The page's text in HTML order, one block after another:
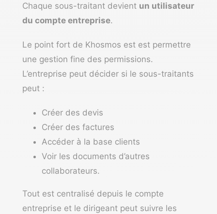
Chaque sous-traitant devient un utilisateur
du compte entreprise.
Le point fort de Khosmos est est permettre
une gestion fine des permissions.
L’entreprise peut décider si le sous-traitants
peut :
Créer des devis
Créer des factures
Accéder à la base clients
Voir les documents d’autres
collaborateurs.
Tout est centralisé depuis le compte
entreprise et le dirigeant peut suivre les